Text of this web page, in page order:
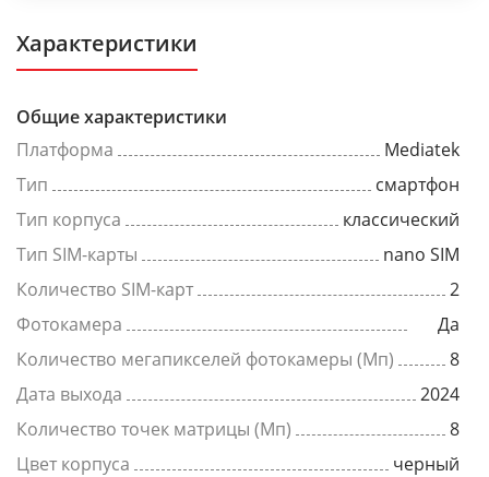
Характеристики
Общие характеристики
Платформа
Mediatek
Тип
смартфон
Тип корпуса
классический
Тип SIM-карты
nano SIM
Количество SIM-карт
2
Фотокамера
Да
Количество мегапикселей фотокамеры (Мп)
8
Дата выхода
2024
Количество точек матрицы (Мп)
8
Цвет корпуса
черный